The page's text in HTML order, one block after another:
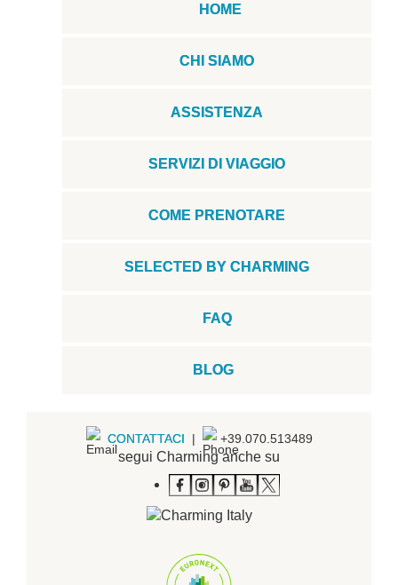
HOME
CHI SIAMO
ASSISTENZA
SERVIZI DI VIAGGIO
COME PRENOTARE
SELECTED BY CHARMING
FAQ
BLOG
CONTATTACI | +39.070.513489
segui Charming anche su